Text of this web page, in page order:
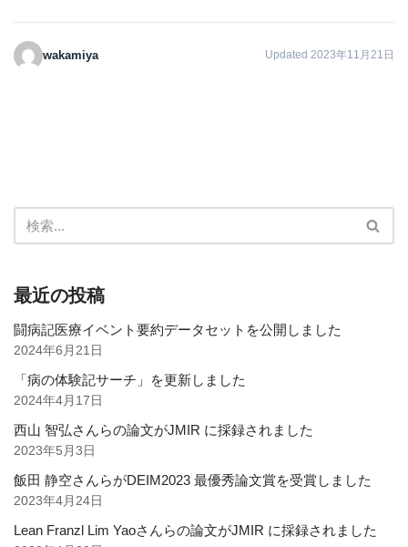
wakamiya Updated 2023年11月21日
最近の投稿
闘病記医療イベント要約データセットを公開しました
2024年6月21日
「病の体験記サーチ」を更新しました
2024年4月17日
西山 智弘さんらの論文がJMIR に採録されました
2023年5月3日
飯田 静空さんらがDEIM2023 最優秀論文賞を受賞しました
2023年4月24日
Lean Franzl Lim Yaoさんらの論文がJMIR に採録されました